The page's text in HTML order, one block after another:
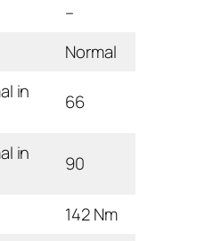
–
Normal
in
66
in
90
142 Nm